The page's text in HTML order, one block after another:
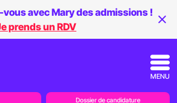
avec Mary des admissions !
prends un RDV
MENU
Dossier de candidature